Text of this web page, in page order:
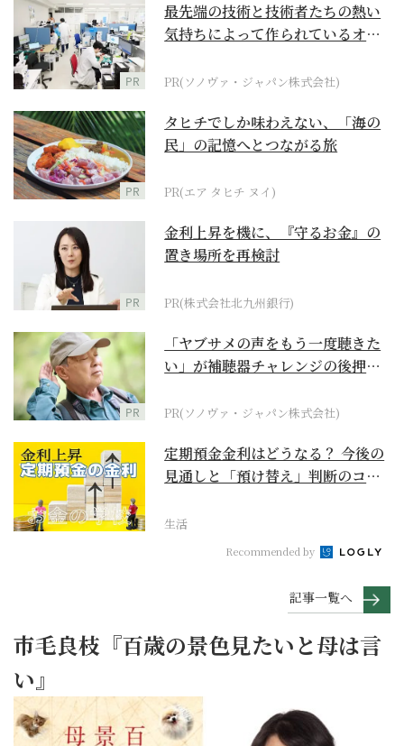
PR
最先端の技術と技術者たちの熱い
気持ちによって作られているオー
PR(ソノヴァ・ジャパン株式会社)
PR
タヒチでしか味わえない、「海の
民」の記憶へとつながる旅
PR(エア タヒチ ヌイ)
PR
金利上昇を機に、『守るお金』の
置き場所を再検討
PR(株式会社北九州銀行)
PR
「ヤブサメの声をもう一度聴きた
い」が補聴器チャレンジの後押し
PR(ソノヴァ・ジャパン株式会社)
定期預金金利はどうなる？ 今後の
見通しと「預け替え」判断のコツ
生活
Recommended by
記事一覧へ
市毛良枝『百歳の景色見たいと母は言
い』